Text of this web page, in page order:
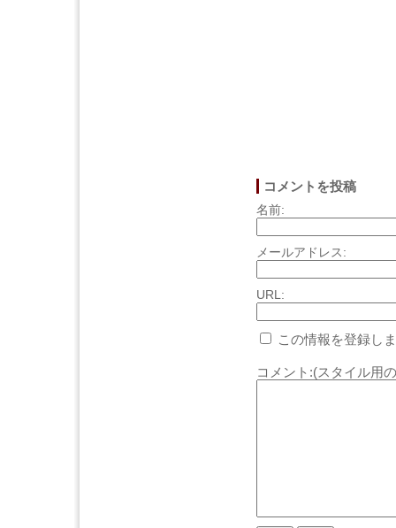
コメントを投稿
名前:
メールアドレス:
URL:
この情報を登録し
コメント:(スタイル用